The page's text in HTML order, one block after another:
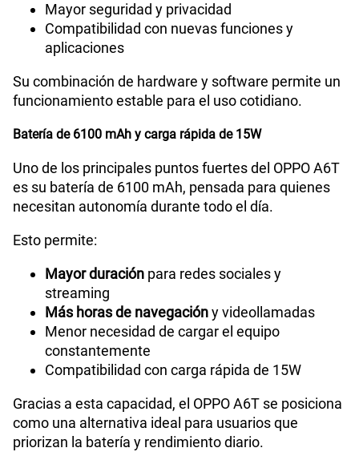
Mayor seguridad y privacidad
Compatibilidad con nuevas funciones y
aplicaciones
Su combinación de hardware y software permite un
funcionamiento estable para el uso cotidiano.
Batería de 6100 mAh y carga rápida de 15W
Uno de los principales puntos fuertes del OPPO A6T
es su batería de 6100 mAh, pensada para quienes
necesitan autonomía durante todo el día.
Esto permite:
Mayor duración para redes sociales y
streaming
Más horas de navegacióny videollamadas
Menor necesidad de cargar el equipo
constantemente
Compatibilidad con carga rápida de 15W
Gracias a esta capacidad, el OPPO A6T se posiciona
como una alternativa ideal para usuarios que
priorizan la batería y rendimiento diario.